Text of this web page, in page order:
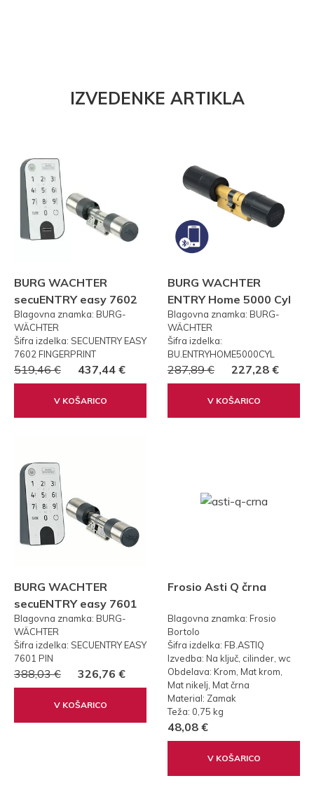
IZVEDENKE ARTIKLA
BURG WACHTER
secuENTRY easy 7602
FP PRSTNI ODTIS
Blagovna znamka: BURG-
WÄCHTER
Šifra izdelka: SECUENTRY EASY
7602 FINGERPRINT
519,46 € 437,44 €
V KOŠARICO
BURG WACHTER
ENTRY Home 5000 Cyl
Blagovna znamka: BURG-
WÄCHTER
Šifra izdelka:
BU.ENTRYHOME5000CYL
287,89 € 227,28 €
V KOŠARICO
BURG WACHTER
secuENTRY easy 7601
PIN KODA
Blagovna znamka: BURG-
WÄCHTER
Šifra izdelka: SECUENTRY EASY
7601 PIN
388,03 € 326,76 €
V KOŠARICO
Frosio Asti Q črna
Blagovna znamka: Frosio
Bortolo
Šifra izdelka: FB.ASTIQ
Izvedba: Na ključ, cilinder, wc
Obdelava: Krom, Mat krom,
Mat nikelj, Mat črna
Material: Zamak
Teža: 0,75 kg
48,08 €
V KOŠARICO